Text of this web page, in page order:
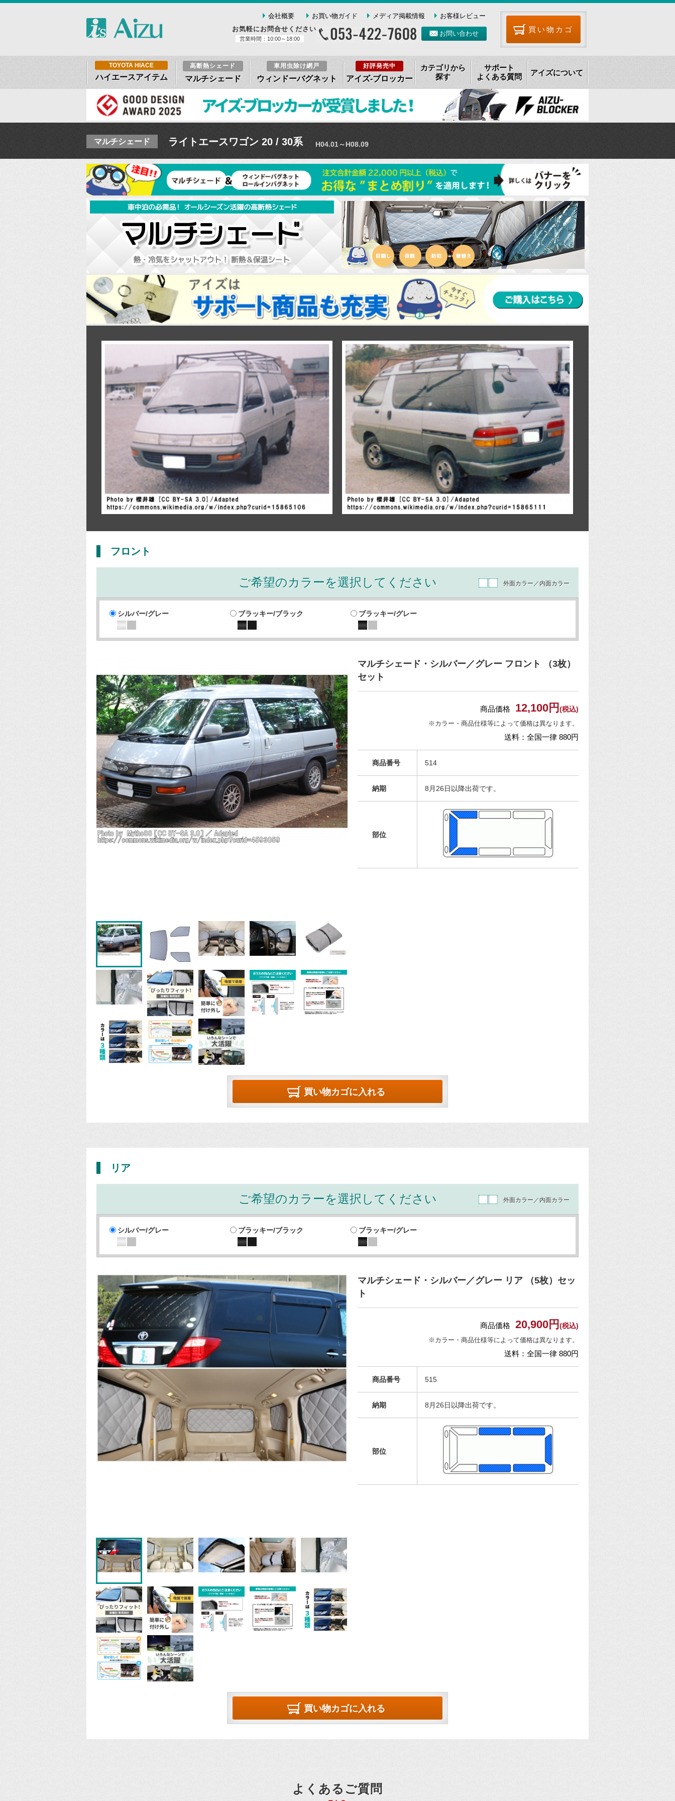
会社概要 お買い物ガイド メディア掲載情報
お客様レビュー
お気軽にお問合せください
営業時間：10:00～18:00
お問い合わせ 買い物カゴ
TOYOTA HIACE
ハイエースアイテム
高断熱シェード
マルチシェード
車用虫除け網戸
ウィンドーバグネット
好評発売中
アイズ-ブロッカー
カテゴリから
探す
サポート
よくある質問
アイズについて
マルチシェード ライトエースワゴン 20 / 30系 H04.01～H08.09
フロント
ご希望のカラーを選択してください 外面カラー／内面カラー
シルバー/グレー ブラッキー/ブラック ブラッキー/グレー
マルチシェード・シルバー／グレー フロント （3枚）
セット
商品価格 12,100円 (税込)
※カラー・商品仕様等によって価格は異なります。
送料：全国一律 880円
商品番号 514
納期 8月26日以降出荷です。
部位
買い物カゴに入れる
リア
ご希望のカラーを選択してください 外面カラー／内面カラー
シルバー/グレー ブラッキー/ブラック ブラッキー/グレー
マルチシェード・シルバー／グレー リア （5枚）セッ
ト
商品価格 20,900円 (税込)
※カラー・商品仕様等によって価格は異なります。
送料：全国一律 880円
商品番号 515
納期 8月26日以降出荷です。
部位
買い物カゴに入れる
よくあるご質問